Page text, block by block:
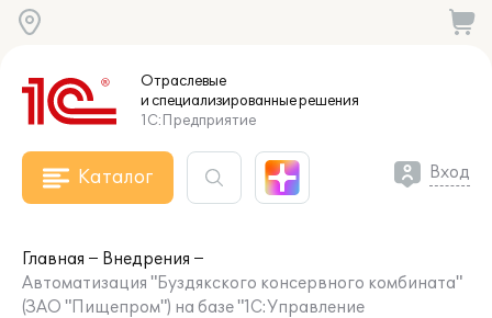
Отраслевые
и специализированныерешения
1С:Предприятие
Каталог Вход
Главная
Внедрения
Автоматизация "Буздякского консервного комбината"
(ЗАО "Пищепром") на базе "1С:Управление